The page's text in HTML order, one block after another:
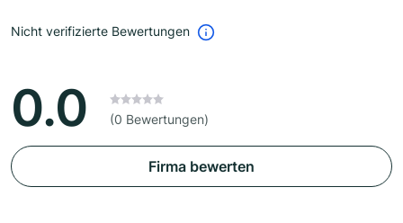
Nicht verifizierte Bewertungen
0.0 (0 Bewertungen)
Firma bewerten